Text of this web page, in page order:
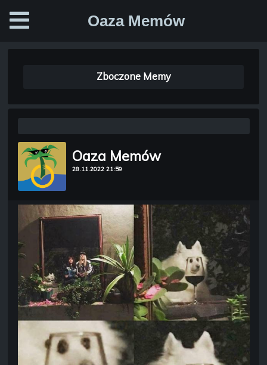
Oaza Memów
Zboczone Memy
Oaza Memów
28.11.2022 21:59